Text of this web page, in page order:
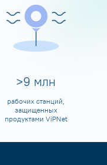
>10 млн
рабочих станций,
защищенных
продуктами ViPNet